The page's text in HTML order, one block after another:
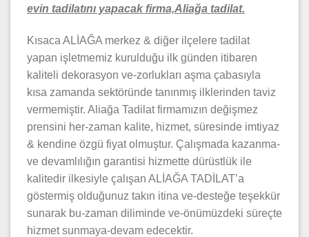
evin tadilatını yapacak firma,Aliağa tadilat.
Kısaca ALİAĞA merkez & diğer ilçelere tadilat
yapan işletmemiz kurulduğu ilk günden itibaren
kaliteli dekorasyon ve-zorlukları aşma çabasıyla
kısa zamanda sektöründe tanınmış ilklerinden taviz
vermemiştir. Aliağa Tadilat firmamızın değişmez
prensini her-zaman kalite, hizmet, süresinde imtiyaz
& kendine özgü fiyat olmuştur. Çalışmada kazanma-
ve devamlılığın garantisi hizmette dürüstlük ile
kalitedir ilkesiyle çalışan ALİAĞA TADİLAT’a
göstermiş olduğunuz takın itina ve-desteğe teşekkür
sunarak bu-zaman diliminde ve-önümüzdeki süreçte
hizmet sunmaya-devam edecektir.